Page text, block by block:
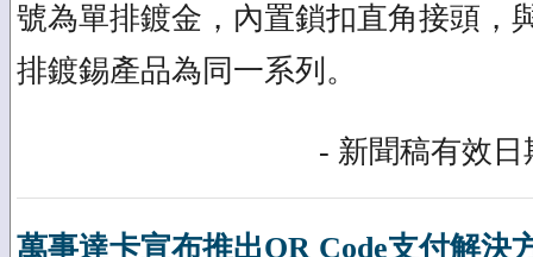
號為單排鍍金，內置鎖扣直角接頭，
排鍍錫產品為同一系列。
- 新聞稿有效日
萬事達卡宣布推出QR Code支付解決